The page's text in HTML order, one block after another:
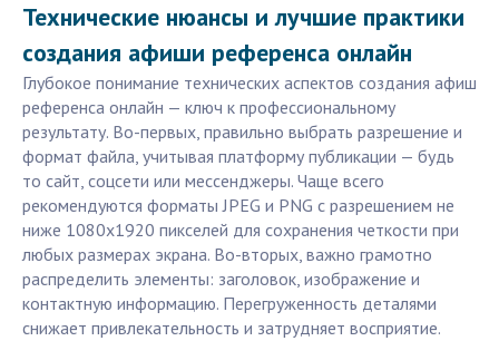
Технические нюансы и лучшие практики
создания афиши референса онлайн
Глубокое понимание технических аспектов создания афиш
референса онлайн — ключ к профессиональному
результату. Во-первых, правильно выбрать разрешение и
формат файла, учитывая платформу публикации — будь
то сайт, соцсети или мессенджеры. Чаще всего
рекомендуются форматы JPEG и PNG с разрешением не
ниже 1080x1920 пикселей для сохранения четкости при
любых размерах экрана. Во-вторых, важно грамотно
распределить элементы: заголовок, изображение и
контактную информацию. Перегруженность деталями
снижает привлекательность и затрудняет восприятие.